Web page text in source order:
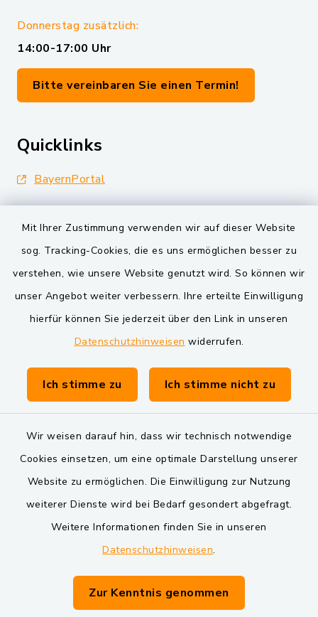
Mit Ihrer Zustimmung verwenden wir auf dieser Website
sog. Tracking-Cookies, die es uns ermöglichen besser zu
verstehen, wie unsere Website genutzt wird. So können wir
unser Angebot weiter verbessern. Ihre erteilte Einwilligung
hierfür können Sie jederzeit über den Link in unseren
Datenschutzhinweisen widerrufen.
Ich stimme zu Ich stimme nicht zu
Wir weisen darauf hin, dass wir technisch notwendige
Cookies einsetzen, um eine optimale Darstellung unserer
Website zu ermöglichen. Die Einwilligung zur Nutzung
weiterer Dienste wird bei Bedarf gesondert abgefragt.
Weitere Informationen finden Sie in unseren
Datenschutzhinweisen.
Zur Kenntnis genommen
Donnerstag zusätzlich:
14:00-17:00 Uhr
Bitte vereinbaren Sie einen Termin!
Quicklinks
BayernPortal
Landkreis Schwandorf
VG und Gemeinden
Markt Schwarzenfeld
Gemeinde Schwarzach bei Nabburg
Verwaltungsgemeinschaft Schwarzenfeld
Barrierefreiheit
Impressum